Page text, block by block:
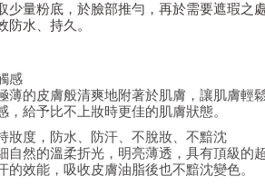
少量粉底，於臉部推勻，再於需要遮瑕之
防水、持久。
感
薄的皮膚般清爽地附著於肌膚，讓肌膚輕
，給予比不上妝時更佳的肌膚狀態。
妝度，防水、防汗、不脫妝、不黯沈
自然的溫柔折光，明亮薄透，具有頂級的
的效能，吸收皮膚油脂後也不黯沈變色。